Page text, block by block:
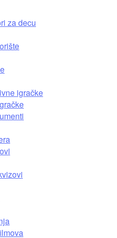
za decu
igračke